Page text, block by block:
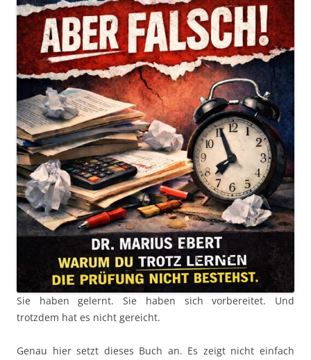
Sie haben gelernt. Sie haben sich vorbereitet. Und
trotzdem hat es nicht gereicht.
Genau hier setzt dieses Buch an. Es zeigt nicht einfach